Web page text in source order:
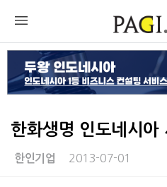
한화생명 인도네시아
한인기업 2013-07-01